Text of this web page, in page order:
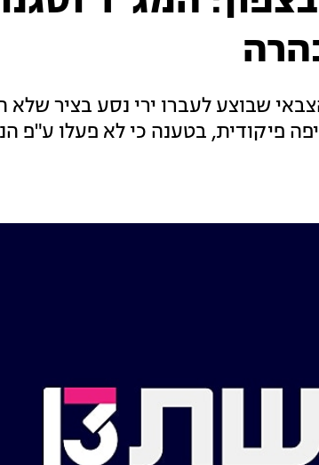
שבוצע לעברו ירי נסע בציר שלא
וסגנו ננזפו נזיפה פיקודית, בטענה כי לא